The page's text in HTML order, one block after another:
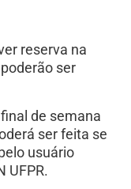
reserva na
ser
de semana
ser feita se
usuário
UFPR.